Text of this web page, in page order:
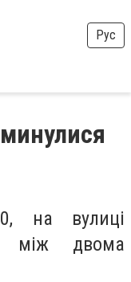
Рус
на вулиці
між двома